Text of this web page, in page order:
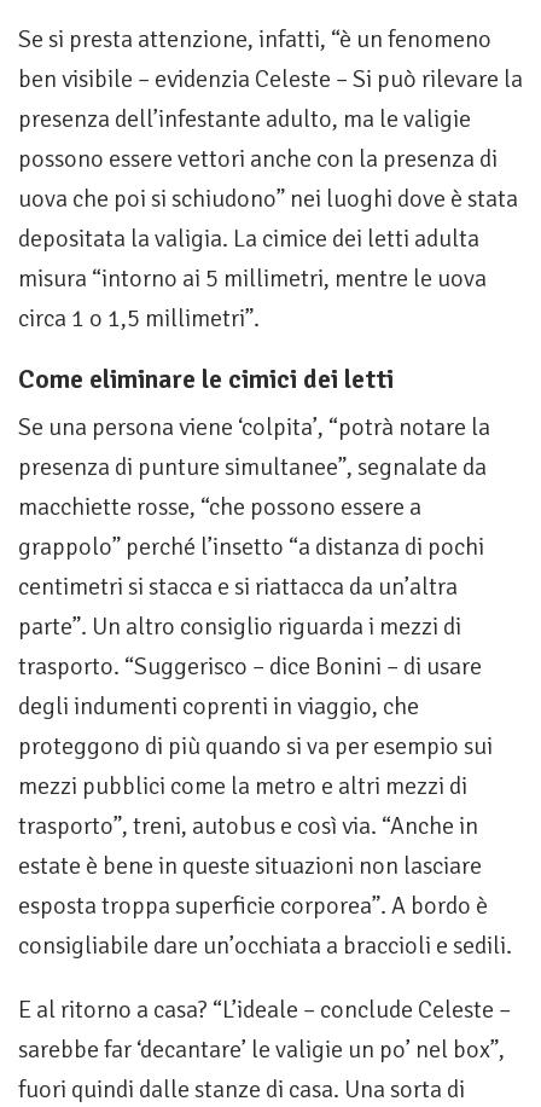
Se si presta attenzione, infatti, “è un fenomeno
ben visibile – evidenzia Celeste – Si può rilevare la
presenza dell’infestante adulto, ma le valigie
possono essere vettori anche con la presenza di
uova che poi si schiudono” nei luoghi dove è stata
depositata la valigia. La cimice dei letti adulta
misura “intorno ai 5 millimetri, mentre le uova
circa 1 o 1,5 millimetri”.
Come eliminare le cimici dei letti
Se una persona viene ‘colpita’, “potrà notare la
presenza di punture simultanee”, segnalate da
macchiette rosse, “che possono essere a
grappolo” perché l’insetto “a distanza di pochi
centimetri si stacca e si riattacca da un’altra
parte”. Un altro consiglio riguarda i mezzi di
trasporto. “Suggerisco – dice Bonini – di usare
degli indumenti coprenti in viaggio, che
proteggono di più quando si va per esempio sui
mezzi pubblici come la metro e altri mezzi di
trasporto”, treni, autobus e così via. “Anche in
estate è bene in queste situazioni non lasciare
esposta troppa superficie corporea”. A bordo è
consigliabile dare un’occhiata a braccioli e sedili.
E al ritorno a casa? “L’ideale – conclude Celeste –
sarebbe far ‘decantare’ le valigie un po’ nel box”,
fuori quindi dalle stanze di casa. Una sorta di